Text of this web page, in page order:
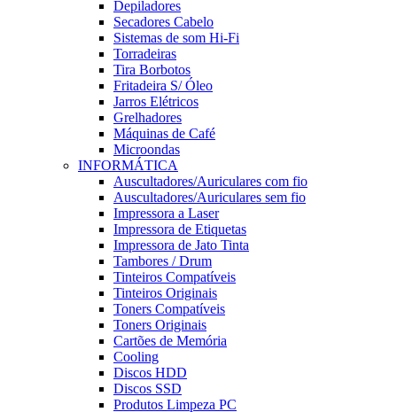
Depiladores
Secadores Cabelo
Sistemas de som Hi-Fi
Torradeiras
Tira Borbotos
Fritadeira S/ Óleo
Jarros Elétricos
Grelhadores
Máquinas de Café
Microondas
INFORMÁTICA
Auscultadores/Auriculares com fio
Auscultadores/Auriculares sem fio
Impressora a Laser
Impressora de Etiquetas
Impressora de Jato Tinta
Tambores / Drum
Tinteiros Compatíveis
Tinteiros Originais
Toners Compatíveis
Toners Originais
Cartões de Memória
Cooling
Discos HDD
Discos SSD
Produtos Limpeza PC